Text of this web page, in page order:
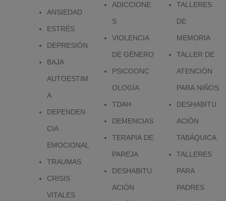
ANSIEDAD
ESTRÉS
DEPRESIÓN
BAJA
AUTOESTIM
A
DEPENDEN
CIA
EMOCIONAL
TRAUMAS
CRISIS
VITALES
ADICCIONE
S
VIOLENCIA
DE GÉNERO
PSICOONC
OLOGÍA
TDAH
DEMENCIAS
TERAPIA DE
PAREJA
DESHABITU
ACIÓN
TALLERES
DE
MEMORIA
TALLER DE
ATENCIÓN
PARA NIÑOS
DESHABITU
ACIÓN
TABÁQUICA
TALLERES
PARA
PADRES